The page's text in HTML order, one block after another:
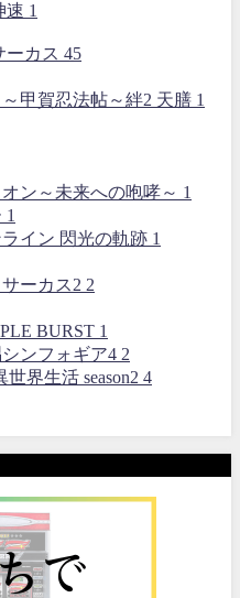
速 1
ーカス 45
甲賀忍法帖～絆2 天膳 1
ン～未来への咆哮～ 1
1
イン 閃光の軌跡 1
ーカス2 2
BURST 1
ンフォギア4 2
界生活 season2 4